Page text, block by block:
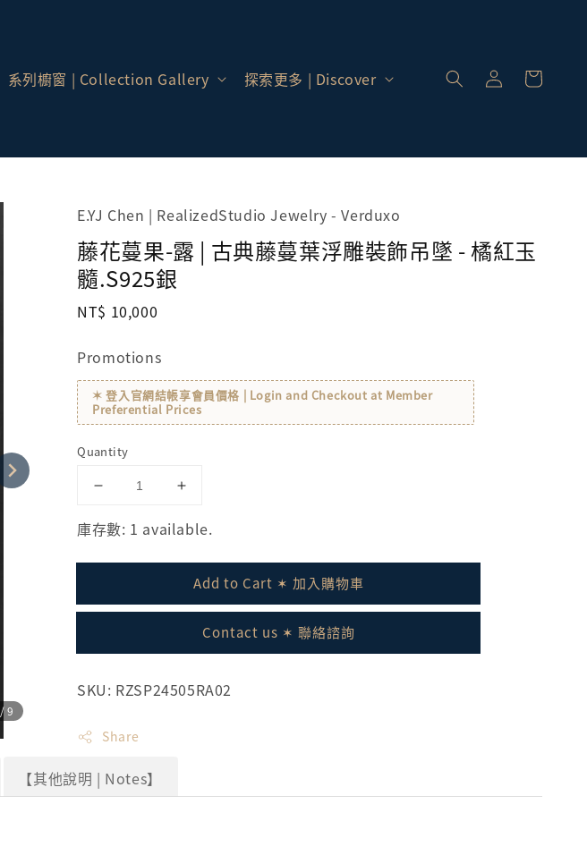
系列櫥窗 | Collection Gallery 探索更多 | Discover
入 |
Log
/9
E.YJ Chen | RealizedStudio Jewelry - Verduxo
藤花蔓果-露 | 古典藤蔓葉浮雕裝飾吊墜 - 橘紅玉
髓.S925銀
Regular
NT$ 10,000
Promotions
✶ 登入官網結帳享會員價格 | Login and Checkout at Member
Preferential Prices
Quantity
庫存數: 1 available.
Add to Cart ✶ 加入購物車
Contact us ✶ 聯絡諮詢
SKU: RZSP24505RA02
Share
【其他說明 | Notes】